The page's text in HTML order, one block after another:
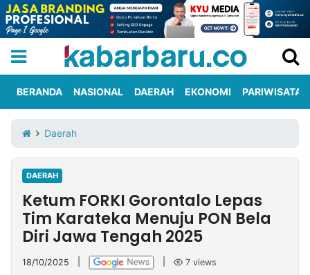
Iklan
Berita
Kami
Nasional
International
Olahraga
Entertainment
Daerah
Pariwisata
Kuliner
Kolom
Network
BERANDA NASIONAL DAERAH EKONOMI PARIWISATA
Daerah
DAERAH
Ketum FORKI Gorontalo Lepas
Tim Karateka Menuju PON Bela
Diri Jawa Tengah 2025
18/10/2025 7 views